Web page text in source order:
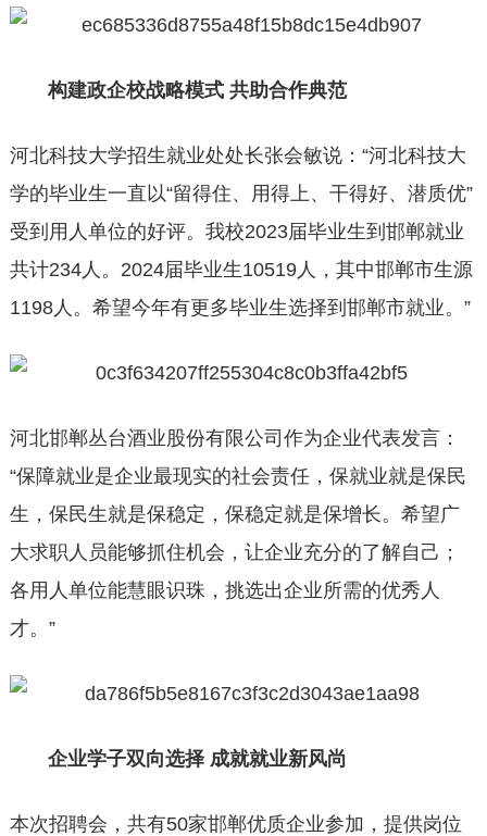
构建政企校战略模式 共助合作典范
河北科技大学招生就业处处长张会敏说：“河北科技大
学的毕业生一直以“留得住、用得上、干得好、潜质优”
受到用人单位的好评。我校2023届毕业生到邯郸就业
共计234人。2024届毕业生10519人，其中邯郸市生源
1198人。希望今年有更多毕业生选择到邯郸市就业。”
河北邯郸丛台酒业股份有限公司作为企业代表发言：
“保障就业是企业最现实的社会责任，保就业就是保民
生，保民生就是保稳定，保稳定就是保增长。希望广
大求职人员能够抓住机会，让企业充分的了解自己；
各用人单位能慧眼识珠，挑选出企业所需的优秀人
才。”
企业学子双向选择 成就就业新风尚
本次招聘会，共有50家邯郸优质企业参加，提供岗位